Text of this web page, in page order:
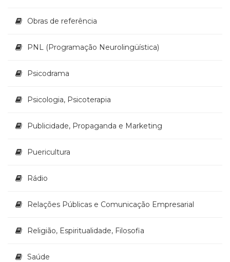
Obras de referência
PNL (Programação Neurolingüística)
Psicodrama
Psicologia, Psicoterapia
Publicidade, Propaganda e Marketing
Puericultura
Rádio
Relações Públicas e Comunicação Empresarial
Religião, Espiritualidade, Filosofia
Saúde